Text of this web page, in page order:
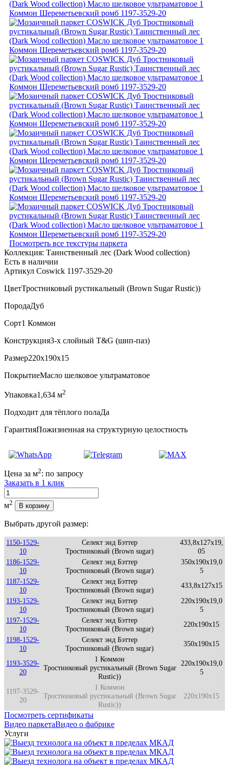
Посмотреть все текстуры паркета
Коллекция: Таинственный лес (Dark Wood collection)
Есть в наличии
Артикул Coswick 1197-3529-20
ЦветТростниковый рустикальный (Brown Sugar Rustic))
ПородаДуб
Сорт1 Коммон
Конструкция3-х слойный T&G (шип-паз)
Размер220x190x15
ПокрытиеМасло шелковое ультраматовое
Упаковка1,634 м2
Подходит для тёплого полаДа
ГарантияПожизненная на структурную целостность
Цена за м2: по запросу
Заказать в 1 клик
Количество
м2 В корзину
Выбрать другой размер:
1150-1529-
10
Селект энд Бэттер
Тростниковый (Brown sugar)
433,8x127x19,
05
1186-1529-
10
Селект энд Бэттер
Тростниковый (Brown sugar)
350x190x19,0
5
1187-1529-
10
Селект энд Бэттер
Тростниковый (Brown sugar)
433,8x127x15
1193-1529-
10
Селект энд Бэттер
Тростниковый (Brown sugar)
220x190x19,0
5
1197-1529-
10
Селект энд Бэттер
Тростниковый (Brown sugar)
220x190x15
1198-1529-
10
Селект энд Бэттер
Тростниковый (Brown sugar)
350x190x15
1193-3529-
20
1 Коммон
Тростниковый рустикальный (Brown Sugar
Rustic))
220x190x19,0
5
1197-3529-
20
1 Коммон
Тростниковый рустикальный (Brown Sugar
Rustic))
220x190x15
Посмотреть сертификаты
Видео паркетаВидео о фабрике
Услуги